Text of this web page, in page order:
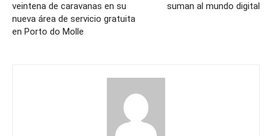
veintena de caravanas en su
nueva área de servicio gratuita
en Porto do Molle
suman al mundo digital